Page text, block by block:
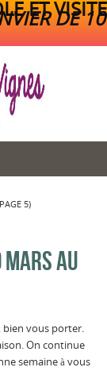
ET VISITE
DE 10
5)
AU
bien vous porter.
On continue
semaine à vous